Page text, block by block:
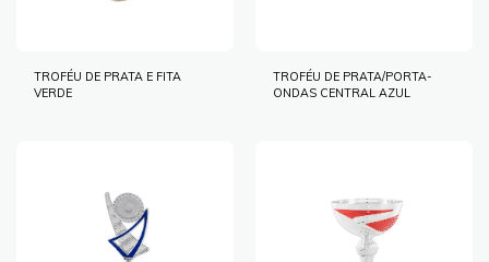
TROFÉU DE PRATA E FITA
VERDE
TROFÉU DE PRATA/PORTA-
ONDAS CENTRAL AZUL